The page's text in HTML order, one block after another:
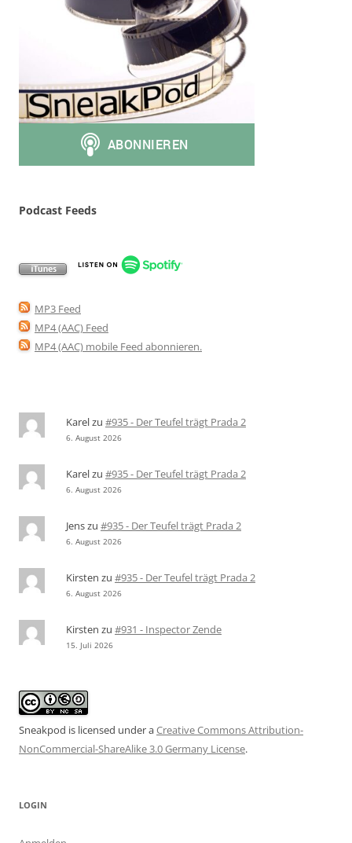
Podcast Feeds
MP3 Feed
MP4 (AAC) Feed
MP4 (AAC) mobile Feed abonnieren.
Karelzu #935 - Der Teufel trägt Prada 2
6. August 2026
Karelzu #935 - Der Teufel trägt Prada 2
6. August 2026
Jenszu #935 - Der Teufel trägt Prada 2
6. August 2026
Kirsten zu #935 - Der Teufel trägt Prada 2
6. August 2026
Kirsten zu #931 - Inspector Zende
15. Juli 2026
Sneakpod is licensed under aCreative Commons Attribution-
NonCommercial-ShareAlike 3.0 Germany License.
LOGIN